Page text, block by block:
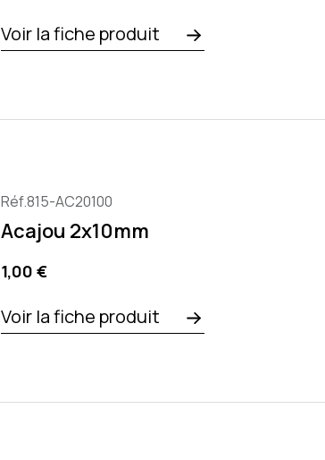
Voir la fiche produit
Réf.815-AC20100
Acajou 2x10mm
Prix
1,00 €
Voir la fiche produit